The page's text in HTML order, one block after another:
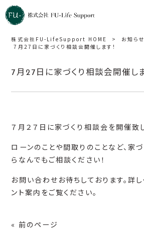
株式会社FU-LifeSupport HOME > お知らせ
7月27日に家づくり相談会開催します！
7月27日に家づくり相談会開催しま
７月２７日に家づくり相談会を開催致
ローンのことや間取りのことなど、家
らなんでもご相談ください！
お問い合わせお待ちしております。詳
ント案内をご覧ください。
« 前のページ